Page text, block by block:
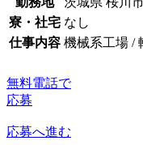
寮・社宅 なし
仕事内容 機械系工場 /
無料電話で
応募
応募へ進む